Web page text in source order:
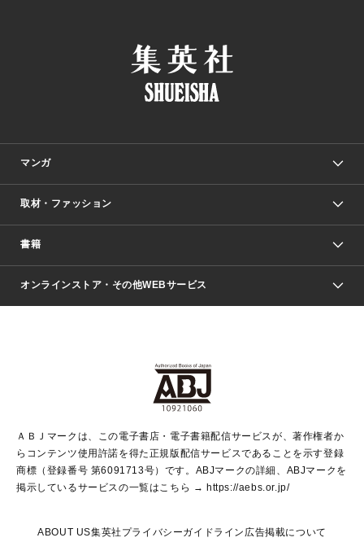
マンガ
少年マンガ
Vジャンプ
ジャンプルーキー！
ジャンプTOON
S-MANGA
集英社ジャンプリミックス
週刊ヤングジャンプ
ウルトラジャンプ
リマコミ＋
マンガMeets
月刊オフィスユー
取材・ファッション
Seventeen
LEE
Marisol
T JAPAN:The New York Times Style Magazine
芸能・情報・スポーツ
パラスポ＋！
書籍
文芸・文庫・総合
青春と読書
アジア人物史
集英社新書
集英社新書プラス
よみタイ
ライトノベル・ノベライズ
集英社Webマガジン Cobalt
集英社オレンジ文庫
シフォン文庫
JUMP j BOOKS
集英社みらい文庫
S-KIDS.LAND
オンラインストア・その他WEBサービス
SHUEISHA MANGA-ART HERITAGE
HAPPY PLUS STORE
shueisha vox
EDITOR'S LAB
ＡＢＪマークは、この電子書店・電子書籍配信サービスが、著作権者か
らコンテンツ使用許諾を得た正規版配信サービスであることを示す登録
商標（登録番号 第6091713号）です。ABJマークの詳細、ABJマークを
掲示しているサービスの一覧はこちら → https://aebs.or.jp/
ABOUT US集英社プライバシーガイドライン 広告掲載について